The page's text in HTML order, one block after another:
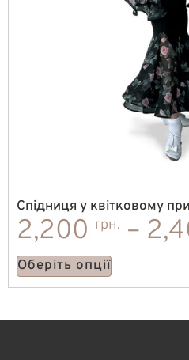
Спідниця у квітковому
2,200 грн. –
Оберіть опції